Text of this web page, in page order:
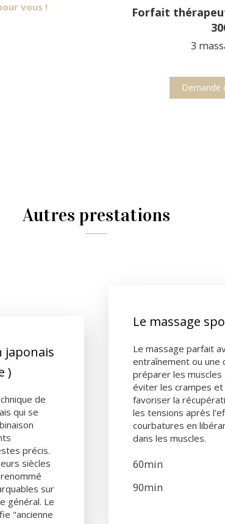
vous !
Forfait
3
Demande
Autres prestations
japonais
)
de
qui se
précis.
siècles
sur
général. Le
"ancienne
Le massage
Le massage parfait
entraînement ou une
préparer les
éviter les crampes
favoriser la
les tensions après
courbatures en
dans les muscles.
60min
90min